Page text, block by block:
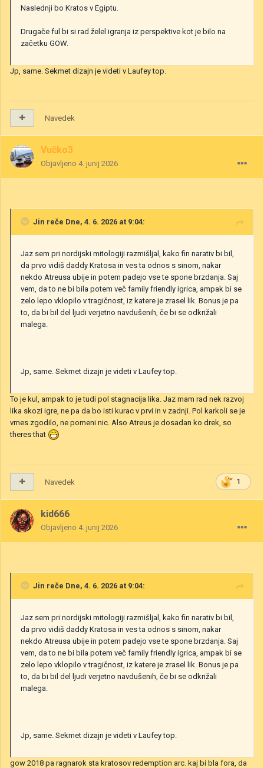
Naslednji bo Kratos v Egiptu.
Drugače ful bi si rad želel igranja iz perspektive kot je bilo na
začetku GOW.
Jp, same. Sekmet dizajn je videti v Laufey top.
Navedek
Vučko3
Objavljeno 4. junij 2026
Jin reče Dne, 4. 6. 2026 at 9:04:
Jaz sem pri nordijski mitologiji razmišljal, kako fin narativ bi bil,
da prvo vidiš daddy Kratosa in ves ta odnos s sinom, nakar
nekdo Atreusa ubije in potem padejo vse te spone brzdanja. Saj
vem, da to ne bi bila potem več family friendly igrica, ampak bi se
zelo lepo vklopilo v tragičnost, iz katere je zrasel lik. Bonus je pa
to, da bi bil del ljudi verjetno navdušenih, če bi se odkrižali
malega.
Jp, same. Sekmet dizajn je videti v Laufey top.
To je kul, ampak to je tudi pol stagnacija lika. Jaz mam rad nek razvoj
lika skozi igre, ne pa da bo isti kurac v prvi in v zadnji. Pol karkoli se je
vmes zgodilo, ne pomeni nic. Also Atreus je dosadan ko drek, so
theres that
1
Navedek
kid666
Objavljeno 4. junij 2026
Jin reče Dne, 4. 6. 2026 at 9:04:
Jaz sem pri nordijski mitologiji razmišljal, kako fin narativ bi bil,
da prvo vidiš daddy Kratosa in ves ta odnos s sinom, nakar
nekdo Atreusa ubije in potem padejo vse te spone brzdanja. Saj
vem, da to ne bi bila potem več family friendly igrica, ampak bi se
zelo lepo vklopilo v tragičnost, iz katere je zrasel lik. Bonus je pa
to, da bi bil del ljudi verjetno navdušenih, če bi se odkrižali
malega.
Jp, same. Sekmet dizajn je videti v Laufey top.
gow 2018 pa ragnarok sta kratosov redemption arc. kaj bi bla fora, da